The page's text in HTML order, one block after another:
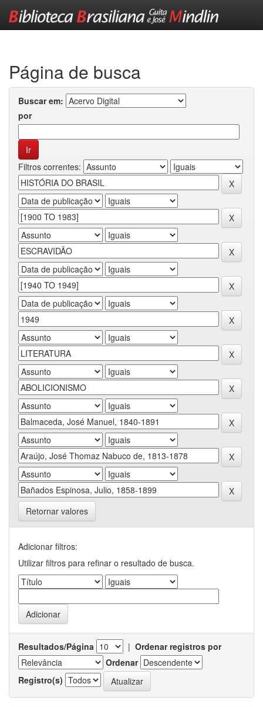
Página de busca
Buscar em:
por
Filtros correntes:
Retornar valores
Adicionar filtros:
Utilizar filtros para refinar o resultado de busca.
Resultados/Página | Ordenar registros por
Ordenar
Registro(s)